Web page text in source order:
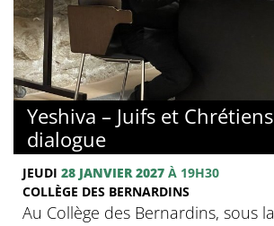
Yeshiva – Juifs et
dialogue
JEUDI 28 JANVIER 2027 À 19H30
COLLÈGE DES BERNARDINS
Au Collège des Bernardins, sous